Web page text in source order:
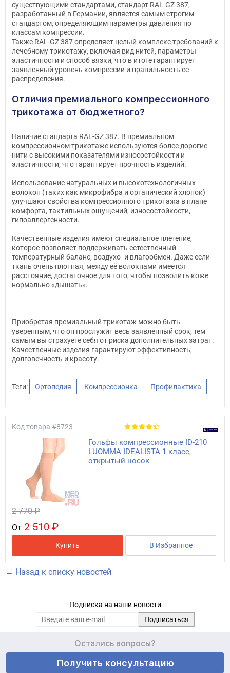
существующими стандартами, стандарт RAL-GZ 387,
разработанный в Германии, является самым строгим
стандартом, определяющим параметры давления по
классам компрессии.
Также RAL-GZ 387 определяет целый комплекс требований к
лечебному трикотажу, включая вид нитей, параметры
эластичности и способ вязки, что в итоге гарантирует
заявленный уровень компрессии и правильность ее
распределения.
Отличия премиального компрессионного
трикотажа от бюджетного?
Наличие стандарта RAL-GZ 387. В премиальном
компрессионном трикотаже используются более дорогие
нити с высокими показателями износостойкости и
эластичности, что гарантирует прочность изделий.
Использование натуральных и высокотехнологичных
волокон (таких как микрофибра и органический хлопок)
улучшают свойства компрессионного трикотажа в плане
комфорта, тактильных ощущений, износостойкости,
гипоаллергенности.
Качественные изделия имеют специальное плетение,
которое позволяет поддерживать естественный
температурный баланс, воздухо- и влагообмен. Даже если
ткань очень плотная, между её волокнами имеется
расстояние, достаточное для того, чтобы позволить коже
нормально «дышать».
Приобретая премиальный трикотаж можно быть
уверенным, что он прослужит весь заявленный срок, тем
самым вы страхуете себя от риска дополнительных затрат.
Качественные изделия гарантируют эффективность,
долговечность и красоту.
Теги: Ортопедия Компрессионка Профилактика
Код товара #8723
Гольфы компрессионные ID-210
LUOMMA IDEALISTA 1 класс,
открытый носок
От 2 510 ₽
2 770 ₽
Купить В Избранное
← Назад к списку новостей
Подписка на наши новости
Остались вопросы?
Получить консультацию